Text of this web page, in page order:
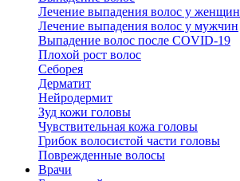
Лечение выпадения волос у женщин
Лечение выпадения волос у мужчин
Выпадение волос после COVID-19
Плохой рост волос
Cеборея
Дерматит
Нейродермит
Зуд кожи головы
Чувствительная кожа головы
Грибок волосистой части головы
Поврежденные волосы
Врачи